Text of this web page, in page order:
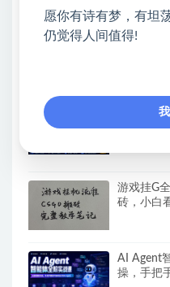
（19760
【新模式
手机一天
游戏挂G
砖，小白
AI Agent
操，手把
愿你有诗有梦，有坦
仍觉得人间值得!